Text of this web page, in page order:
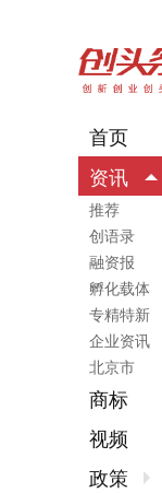
首页
资讯
推荐
创语录
融资报
孵化载体
专精特新
企业资讯
北京市
商标
视频
政策